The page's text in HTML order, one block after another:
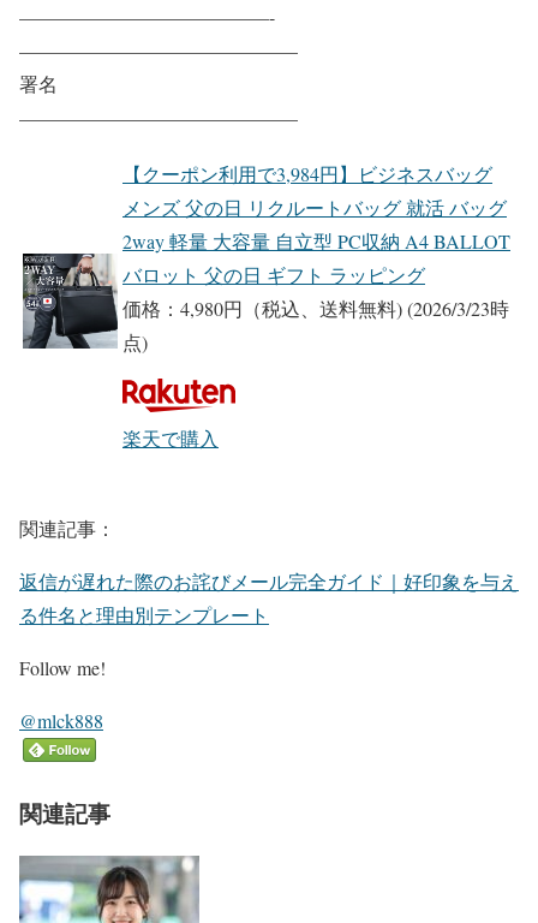
—————————————-
——————————————–
署名
——————————————–
【クーポン利用で3,984円】ビジネスバッグ
メンズ 父の日 リクルートバッグ 就活 バッグ
2way 軽量 大容量 自立型 PC収納 A4 BALLOT
バロット 父の日 ギフト ラッピング
価格：4,980円（税込、送料無料)(2026/3/23時
点)
楽天で購入
関連記事：
返信が遅れた際のお詫びメール完全ガイド｜好印象を与え
る件名と理由別テンプレート
Follow me!
@mlck888
関連記事